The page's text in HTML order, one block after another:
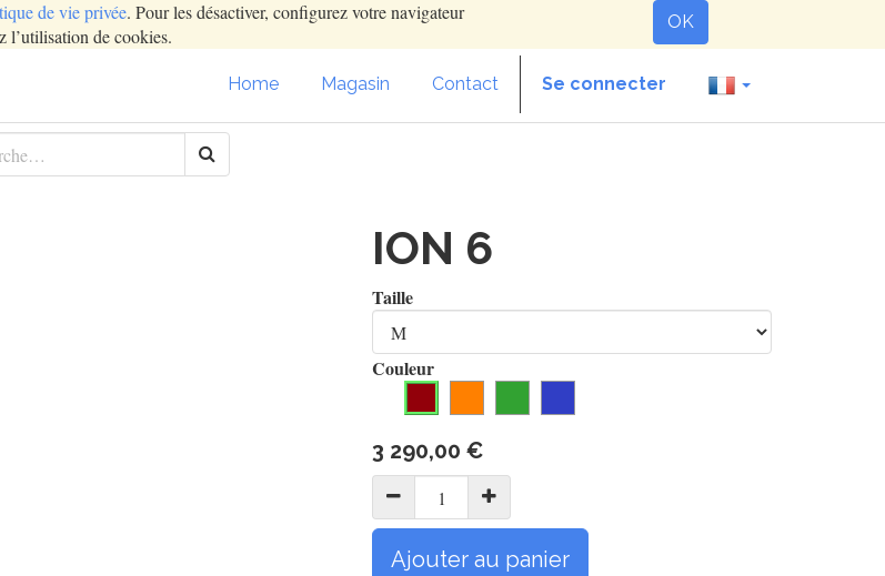
de vie privée. Pour les désactiver, configurez votre navigateur
l’utilisation de cookies.
OK
Home Magasin Contact Se connecter
ION 6
Taille
Couleur
3 290,00 €
Ajouter au panier